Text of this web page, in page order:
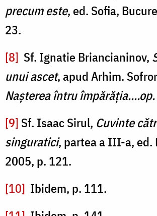
precum este, ed. Sofia,
23.
[8] Sf. Ignatie Briancianinov,
unui ascet, apud Arhim.
Naşterea întru
[9] Sf. Isaac Sirul, Cuvinte
singuratici, partea a III-a, ed.
2005, p. 121.
[10] Ibidem, p. 111.